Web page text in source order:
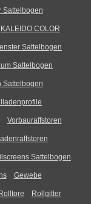
Sattelbogen
KALEIDO COLOR
Sattelbogen
Sattelbogen
Sattelbogen
Vorbauraffstoren
Sattelbogen
Gewebe
Rolltore Rollgitter